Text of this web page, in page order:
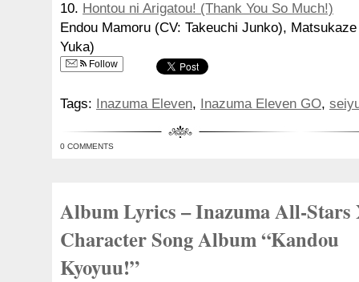
10. Hontou ni Arigatou! (Thank You So Much!)
Endou Mamoru (CV: Takeuchi Junko),
Yuka)
Follow
Tags: Inazuma Eleven, Inazuma Eleven GO,
0 COMMENTS
Album Lyrics – Inazuma All-Stars
Character Song Album “Kandou
Kyoyuu!”